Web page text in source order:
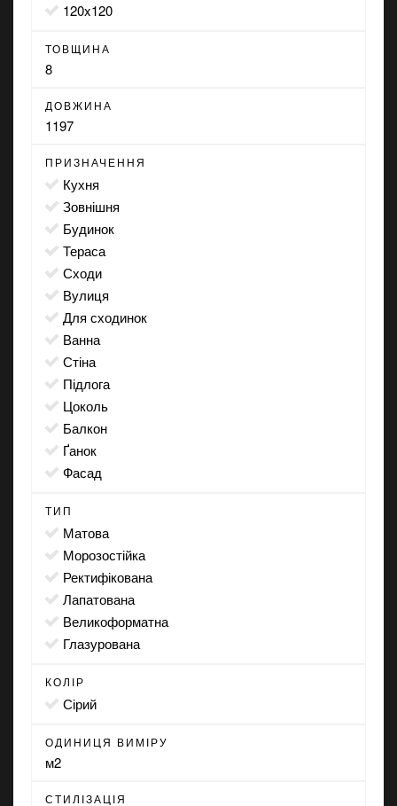
120x120
ТОВЩИНА
8
ДОВЖИНА
1197
ПРИЗНАЧЕННЯ
кухня
зовнішня
будинок
тераса
сходи
вулиця
для сходинок
ванна
стіна
підлога
цоколь
балкон
ґанок
фасад
ТИП
матова
морозостійка
ректифікована
лапатована
великоформатна
глазурована
КОЛІР
сірий
ОДИНИЦЯ ВИМІРУ
м2
СТИЛІЗАЦІЯ